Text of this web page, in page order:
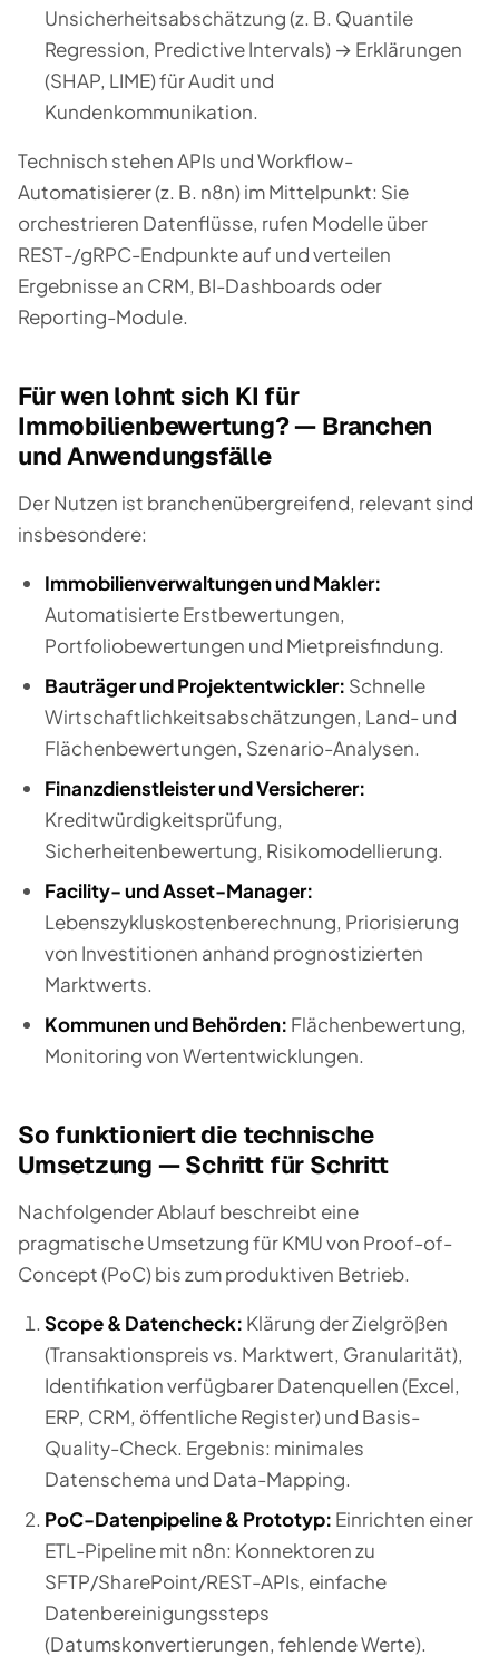
Unsicherheitsabschätzung (z. B. Quantile
Regression, Predictive Intervals) → Erklärungen
(SHAP, LIME) für Audit und
Kundenkommunikation.
Technisch stehen APIs und Workflow-
Automatisierer (z. B. n8n) im Mittelpunkt: Sie
orchestrieren Datenflüsse, rufen Modelle über
REST-/gRPC-Endpunkte auf und verteilen
Ergebnisse an CRM, BI-Dashboards oder
Reporting-Module.
Für wen lohnt sich KI für
Immobilienbewertung? — Branchen
und Anwendungsfälle
Der Nutzen ist branchenübergreifend, relevant sind
insbesondere:
Immobilienverwaltungen und Makler:
Automatisierte Erstbewertungen,
Portfoliobewertungen und Mietpreisfindung.
Bauträger und Projektentwickler: Schnelle
Wirtschaftlichkeitsabschätzungen, Land- und
Flächenbewertungen, Szenario-Analysen.
Finanzdienstleister und Versicherer:
Kreditwürdigkeitsprüfung,
Sicherheitenbewertung, Risikomodellierung.
Facility- und Asset-Manager:
Lebenszykluskostenberechnung, Priorisierung
von Investitionen anhand prognostizierten
Marktwerts.
Kommunen und Behörden: Flächenbewertung,
Monitoring von Wertentwicklungen.
So funktioniert die technische
Umsetzung — Schritt für Schritt
Nachfolgender Ablauf beschreibt eine
pragmatische Umsetzung für KMU von Proof-of-
Concept (PoC) bis zum produktiven Betrieb.
Scope & Datencheck: Klärung der Zielgrößen
(Transaktionspreis vs. Marktwert, Granularität),
Identifikation verfügbarer Datenquellen (Excel,
ERP, CRM, öffentliche Register) und Basis-
Quality-Check. Ergebnis: minimales
Datenschema und Data-Mapping.
PoC-Datenpipeline & Prototyp: Einrichten einer
ETL-Pipeline mit n8n: Konnektoren zu
SFTP/SharePoint/REST-APIs, einfache
Datenbereinigungssteps
(Datumskonvertierungen, fehlende Werte).